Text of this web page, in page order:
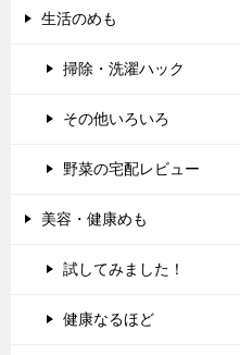
生活のめも
掃除・洗濯ハック
その他いろいろ
野菜の宅配レビュー
美容・健康めも
試してみました！
健康なるほど